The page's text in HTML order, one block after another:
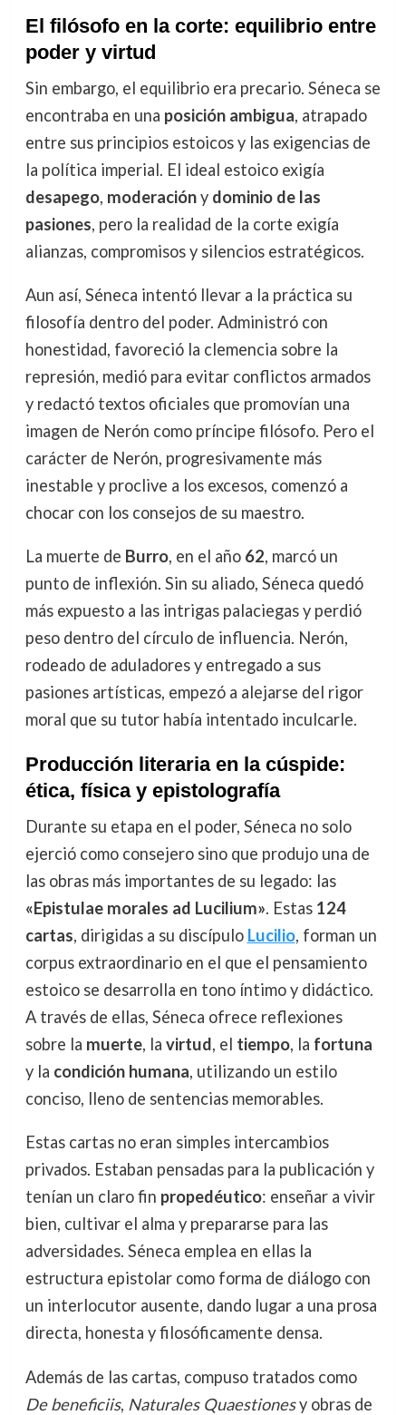
El filósofo en la corte: equilibrio entre
poder y virtud
Sin embargo, el equilibrio era precario. Séneca se
encontraba en una posición ambigua, atrapado
entre sus principios estoicos y las exigencias de
la política imperial. El ideal estoico exigía
desapego, moderacióny dominio de las
pasiones, pero la realidad de la corte exigía
alianzas, compromisos y silencios estratégicos.
Aun así, Séneca intentó llevar a la práctica su
filosofía dentro del poder. Administró con
honestidad, favoreció la clemencia sobre la
represión, medió para evitar conflictos armados
y redactó textos oficiales que promovían una
imagen de Nerón como príncipe filósofo. Pero el
carácter de Nerón, progresivamente más
inestable y proclive a los excesos, comenzó a
chocar con los consejos de su maestro.
La muerte de Burro, en el año 62, marcó un
punto de inflexión. Sin su aliado, Séneca quedó
más expuesto a las intrigas palaciegas y perdió
peso dentro del círculo de influencia. Nerón,
rodeado de aduladores y entregado a sus
pasiones artísticas, empezó a alejarse del rigor
moral que su tutor había intentado inculcarle.
Producción literaria en la cúspide:
ética, física y epistolografía
Durante su etapa en el poder, Séneca no solo
ejerció como consejero sino que produjo una de
las obras más importantes de su legado: las
«Epistulae morales ad Lucilium». Estas 124
cartas, dirigidas a su discípulo Lucilio, forman un
corpus extraordinario en el que el pensamiento
estoico se desarrolla en tono íntimo y didáctico.
A través de ellas, Séneca ofrece reflexiones
sobre la muerte, la virtud, el tiempo, la fortuna
y la condición humana, utilizando un estilo
conciso, lleno de sentencias memorables.
Estas cartas no eran simples intercambios
privados. Estaban pensadas para la publicación y
tenían un claro fin propedéutico: enseñar a vivir
bien, cultivar el alma y prepararse para las
adversidades. Séneca emplea en ellas la
estructura epistolar como forma de diálogo con
un interlocutor ausente, dando lugar a una prosa
directa, honesta y filosóficamente densa.
Además de las cartas, compuso tratados como
De beneficiis, Naturales Quaestionesy obras de